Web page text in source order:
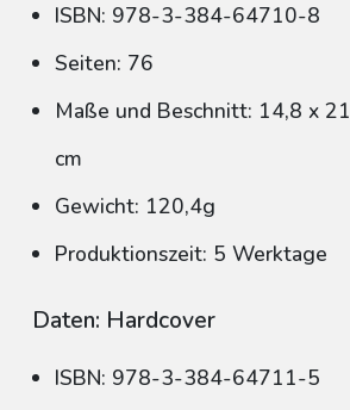
ISBN: 978-3-384-64710-8
Seiten: 76
Maße und Beschnitt: 14,8 x 21
cm
Gewicht: 120,4g
Produktionszeit: 5 Werktage
Daten: Hardcover
ISBN: 978-3-384-64711-5